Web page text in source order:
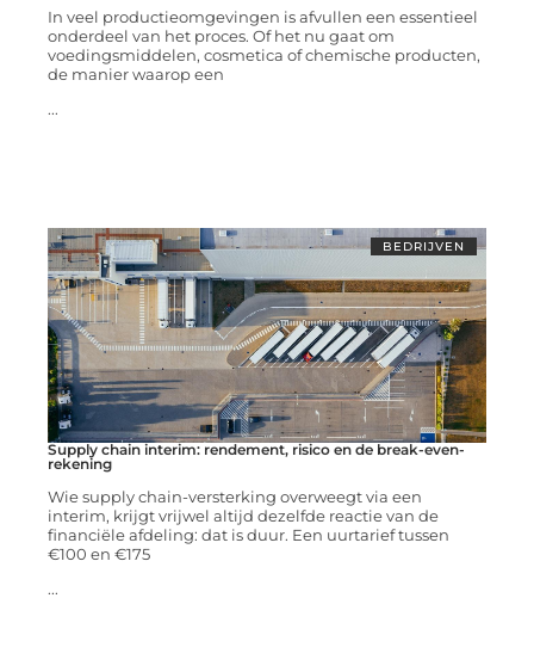
In veel productieomgevingen is afvullen een essentieel
onderdeel van het proces. Of het nu gaat om
voedingsmiddelen, cosmetica of chemische producten,
de manier waarop een
...
BEDRIJVEN
Supply chain interim: rendement, risico en de break-even-
rekening
Wie supply chain-versterking overweegt via een
interim, krijgt vrijwel altijd dezelfde reactie van de
financiële afdeling: dat is duur. Een uurtarief tussen
€100 en €175
...